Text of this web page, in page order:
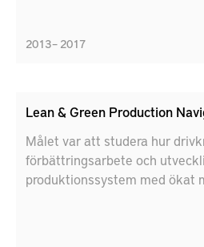
2013 – 2017
Lean & Green Production
Målet var att studera hur
förbättringsarbete och
produktionssystem med ökat